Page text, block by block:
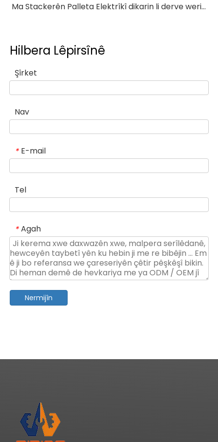
Ma Stackerên Palleta Elektrîkî dikarin li derve werin bikar anîn?
Hilbera Lêpirsînê
Şîrket
Nav
* E-mail
Tel
* Agah
Nermijîn